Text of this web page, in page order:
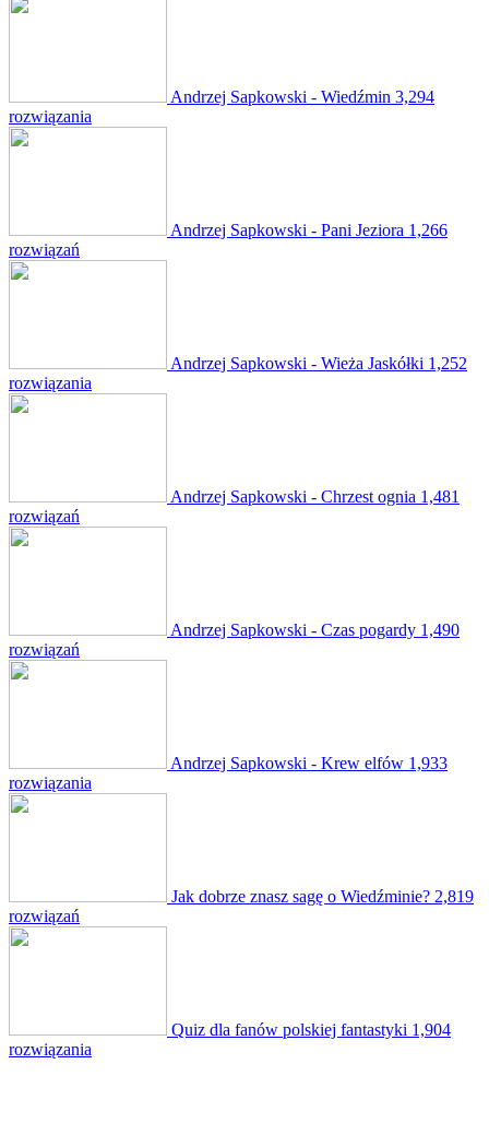
Andrzej Sapkowski - Wiedźmin 3,294
rozwiązania
Andrzej Sapkowski - Pani Jeziora 1,266
rozwiązań
Andrzej Sapkowski - Wieża Jaskółki 1,252
rozwiązania
Andrzej Sapkowski - Chrzest ognia 1,481
rozwiązań
Andrzej Sapkowski - Czas pogardy 1,490
rozwiązań
Andrzej Sapkowski - Krew elfów 1,933
rozwiązania
Jak dobrze znasz sagę o Wiedźminie? 2,819
rozwiązań
Quiz dla fanów polskiej fantastyki 1,904
rozwiązania